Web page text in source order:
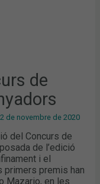
de
de novembre de 2020
del Concurs de
de l’edició
i el
primers premis han
Mazario, en les